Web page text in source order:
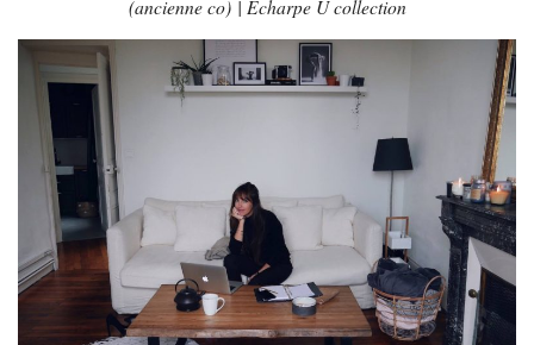
(ancienne co) | Écharpe U collection